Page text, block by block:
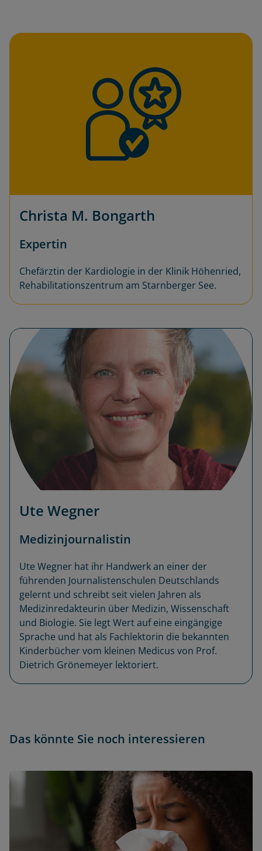
Christa M. Bongarth
Expertin
Chefärztin der Kardiologie in der Klinik Höhenried,
Rehabilitationszentrum am Starnberger See.
Ute Wegner
Medizinjournalistin
Ute Wegner hat ihr Handwerk an einer der
führenden Journalistenschulen Deutschlands
gelernt und schreibt seit vielen Jahren als
Medizinredakteurin über Medizin, Wissenschaft
und Biologie. Sie legt Wert auf eine eingängige
Sprache und hat als Fachlektorin die bekannten
Kinderbücher vom kleinen Medicus von Prof.
Dietrich Grönemeyer lektoriert.
Das könnte Sie noch interessieren